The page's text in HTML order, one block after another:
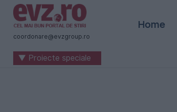
Știri
naționale
internaționale
coordonare@evzgroup.ro
Home
▼ Proiecte speciale